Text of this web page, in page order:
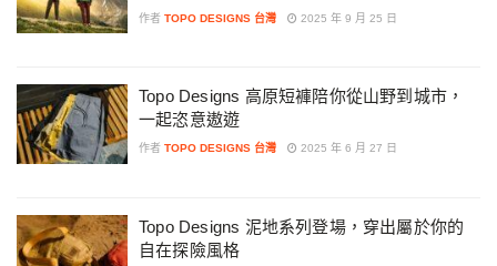
作者 TOPO DESIGNS 台灣 2025 年 9 月 25 日
Topo Designs 高原短褲陪你從山野到城市，
一起恣意遨遊
作者 TOPO DESIGNS 台灣 2025 年 6 月 27 日
Topo Designs 泥地系列登場，穿出屬於你的
自在探險風格